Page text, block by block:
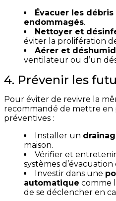
Évacuer les
endommagés.
Nettoyer et
éviter la prolifération
Aérer et
ventilateur ou d’un
4. Prévenir les
Pour éviter de revivre la
recommandé de mettre en
préventives :
Installer un
maison.
Vérifier et
systèmes d’évacuation
Investir dans une
automatique comme
de se déclencher en